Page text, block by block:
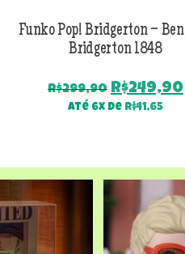
Funko Pop! Bridgerton –
Bridgerton 1848
R$299,90 O
preço
R$249,90O
Até 6x de R$41,65